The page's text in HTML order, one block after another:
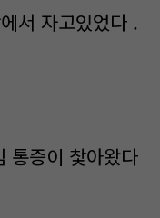
서 자고있었다 .
통증이 찿아왔다